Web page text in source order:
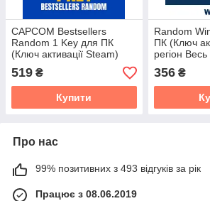
CAPCOM Bestsellers
Random 1 Key для ПК
(Ключ активації Steam)
регіон Весь світ
519 ₴
Купити
Random
ПК (Ключ
регіон Весь
356₴
Про нас
99% позитивних з 493 відгуків за рік
Працює з 08.06.2019